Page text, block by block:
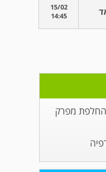
15/02
14:45
החלפת מפרק